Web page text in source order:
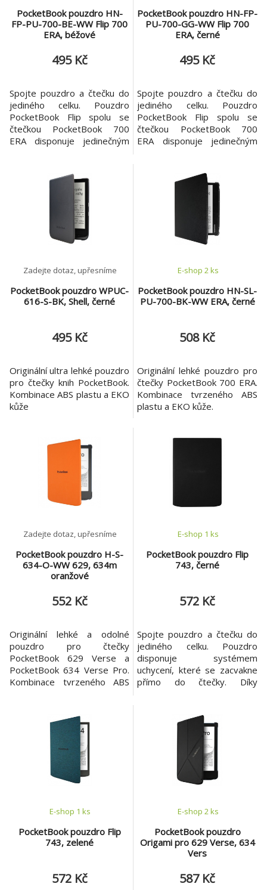
PocketBook pouzdro HN-
FP-PU-700-BE-WW Flip 700
ERA, béžové
495 Kč
Spojte pouzdro a čtečku do
jediného celku. Pouzdro
PocketBook Flip spolu se
čtečkou PocketBook 700
ERA disponuje jedinečným
perfektní celek. PocketBook
Flip poskytuje ideální ochranu
displeje před poškrábáním
nebo jiným poškozením. Kryt
se zacvakne přímo do
připraveného mechanismu v
PocketBook pouzdro HN-FP-
PU-700-GG-WW Flip 700
ERA, černé
495 Kč
Spojte pouzdro a čtečku do
jediného celku. Pouzdro
PocketBook Flip spolu se
čtečkou PocketBook 700
ERA disponuje jedinečným
perfektní celek. PocketBook
Flip poskytuje ideální ochranu
displeje před poškrábáním
nebo jiným poškozením. Kryt
se zacvakne přímo do
připraveného mechanismu v
PocketBook pouzdro WPUC-
616-S-BK, Shell, černé
Zadejte dotaz, upřesníme
495 Kč
Originální ultra lehké pouzdro
pro čtečky knih PocketBook.
Kombinace ABS plastu a EKO
kůže
PocketBook pouzdro HN-SL-
PU-700-BK-WW ERA, černé
E-shop 2 ks
508 Kč
Originální lehké pouzdro pro
čtečky PocketBook 700 ERA.
Kombinace tvrzeného ABS
plastu a EKO kůže.
PocketBook pouzdro H-S-
634-O-WW 629, 634m
oranžové
Zadejte dotaz, upřesníme
552 Kč
Originální lehké a odolné
pouzdro pro čtečky
PocketBook 629 Verse a
PocketBook 634 Verse Pro.
Kombinace tvrzeného ABS
PocketBook pouzdro Flip
743, černé
E-shop 1 ks
572 Kč
Spojte pouzdro a čtečku do
jediného celku. Pouzdro
disponuje systémem
uchycení, které se zacvakne
přímo do čtečky. Díky
PocketBook Flip poskytuje
ideální ochranu displeje před
poškrábáním nebo jiným
poškozením. Podpora funkce
WakeUp - Sleep. Pouzdro je
vhodné pro modely
PocketBook pouzdro Flip
743, zelené
E-shop 1 ks
572 Kč
PocketBook pouzdro
Origami pro 629 Verse, 634
Vers
E-shop 2 ks
587 Kč